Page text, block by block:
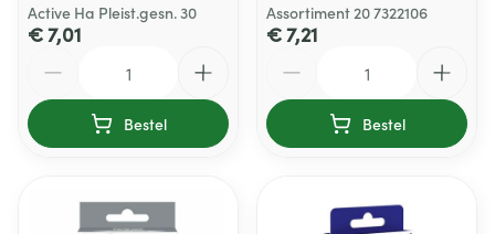
Active Ha Pleist.gesn. 30
€ 7,01
Bestel
Assortiment 20 7322106
€ 7,21
Bestel